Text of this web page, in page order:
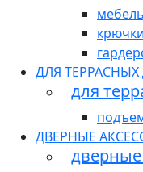
крючки
ДЛЯ ТЕРРАСНЫХ
для
ДВЕРНЫЕ
дверные